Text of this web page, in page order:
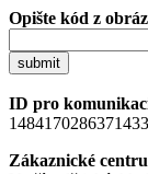
Opište kód z
submit
ID pro
Zákaznické